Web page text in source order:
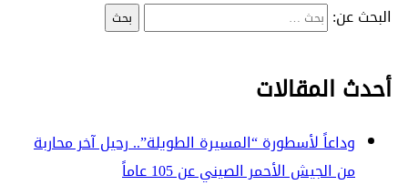
البحث عن:
أحدث المقالات
وداعاً لأسطورة “المسيرة الطويلة”.. رحيل آخر محاربة
من الجيش الأحمر الصيني عن 105 عاماً